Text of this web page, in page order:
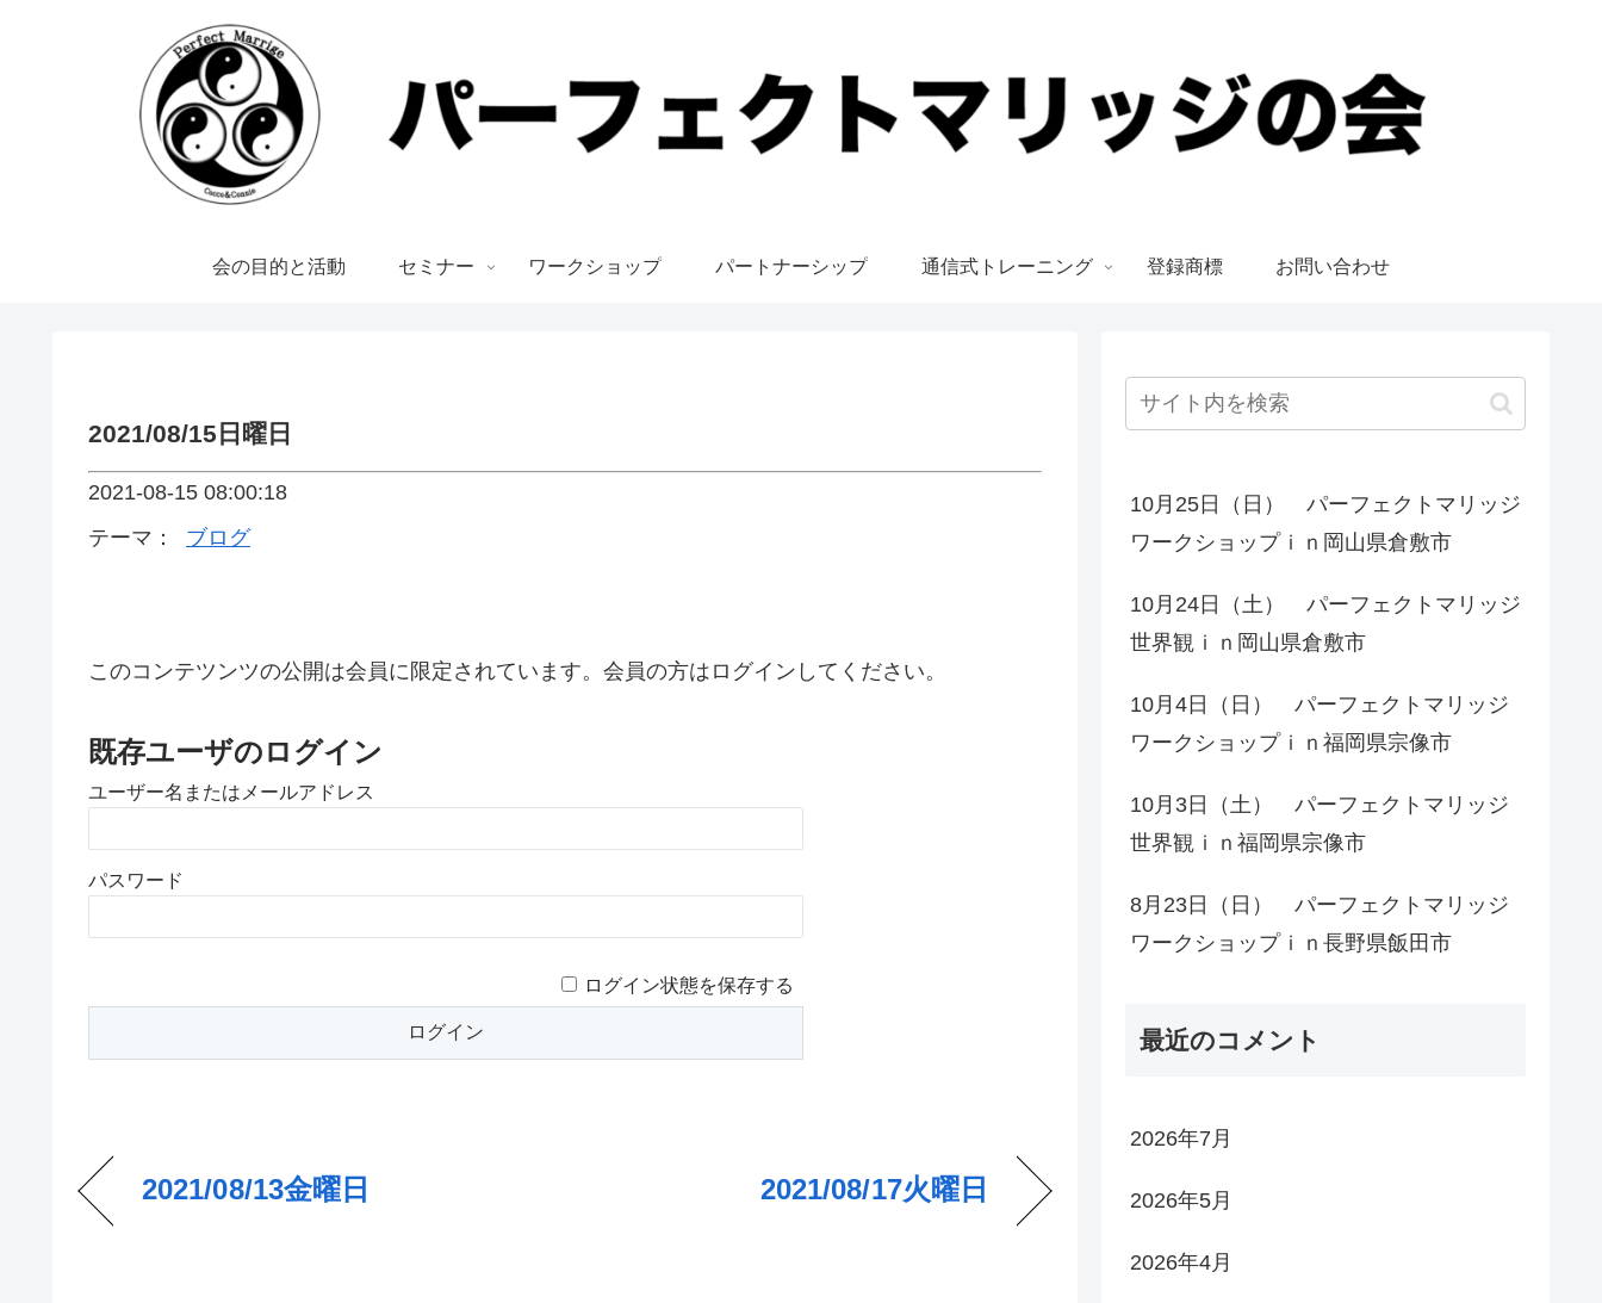
会の目的と活動 セミナー ワークショップ パートナーシップ 通信式トレーニング 登録商標 お問い合わせ
2021/08/15日曜日
2021-08-15 08:00:18
テーマ：
ブログ
このコンテツンツの公開は会員に限定されています。会員の方はログインしてください。
既存ユーザのログイン
ユーザー名またはメールアドレス
パスワード
ログイン状態を保存する
2021/08/13金曜日 2021/08/17火曜日
10月25日（日） パーフェクトマリッジ
ワークショップｉｎ岡山県倉敷市
10月24日（土） パーフェクトマリッジ
世界観ｉｎ岡山県倉敷市
10月4日（日） パーフェクトマリッジ
ワークショップｉｎ福岡県宗像市
10月3日（土） パーフェクトマリッジ
世界観ｉｎ福岡県宗像市
8月23日（日） パーフェクトマリッジ
ワークショップｉｎ長野県飯田市
最近のコメント
2026年7月
2026年5月
2026年4月